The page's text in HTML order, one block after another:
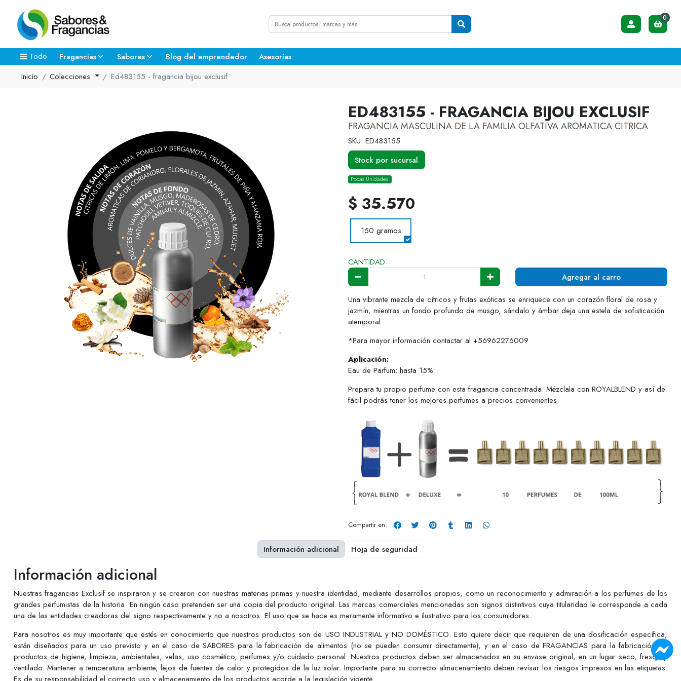
0
Todo Fragancias Sabores Blog del emprendedor
Asesorías
Inicio
Colecciones Ed483155 - fragancia bijou exclusif
ED483155 - FRAGANCIA BIJOU EXCLUSIF
FRAGANCIA MASCULINA DE LA FAMILIA OLFATIVA AROMATICA CITRICA
SKU: ED483155
Stock por sucursal
Pocas Unidades.
$ 35.570
150 gramos
CANTIDAD
Agregar al carro
Una vibrante mezcla de cítricos y frutas exóticas se enriquece con un corazón floral de rosa y
jazmín, mientras un fondo profundo de musgo, sándalo y ámbar deja una estela de sofisticación
atemporal.
*Para mayor información contactar al +56962276009
Aplicación:
Eau de Parfum: hasta 15%
Prepara tu propio perfume con esta fragancia concentrada. Mézclala con ROYALBLEND y así de
fácil podrás tener los mejores perfumes a precios convenientes.
Compartir en:
Información adicional
Nuestras fragancias Exclusif se inspiraron y se crearon con nuestras materias primas y nuestra identidad, mediante desarrollos propios, como un reconocimiento y admiración a los perfumes de los
grandes perfumistas de la historia. En ningún caso pretenden ser una copia del producto original. Las marcas comerciales mencionadas son signos distintivos cuya titularidad le corresponde a cada
una de las entidades creadoras del signo respectivamente y no a nosotros. El uso que se hace es meramente informativo e ilustrativo para los consumidores.
Para nosotros es muy importante que estés en conocimiento que nuestros productos son de USO INDUSTRIAL y NO DOMÉSTICO. Esto quiere decir que requieren de una dosificación específica,
están diseñados para un uso previsto y en el caso de SABORES para la fabricación de alimentos (no se pueden consumir directamente), y en el caso de FRAGANCIAS para la fabricación de
productos de higiene, limpieza, ambientales, velas, uso cosmético, perfumes y/o cuidado personal. Nuestros productos deben ser almacenados en su envase original, en un lugar seco, fresco y
ventilado. Mantener a temperatura ambiente, lejos de fuentes de calor y protegidos de la luz solar. Importante para su correcto almacenamiento deben revisar los riesgos impresos en las etiquetas.
Información adicional Hoja de seguridad